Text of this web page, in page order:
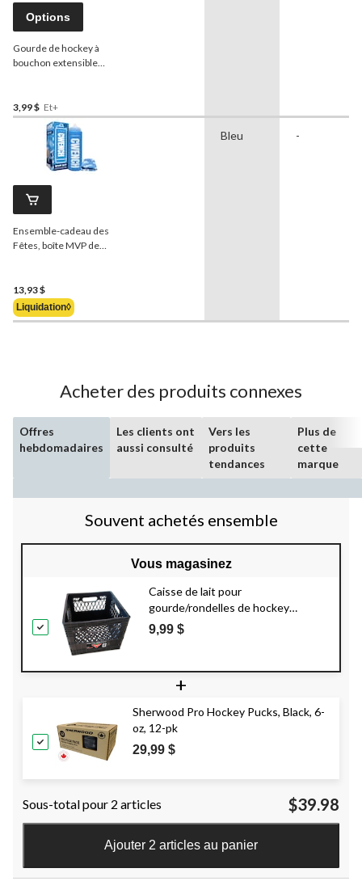
Options
Gourde de hockey à
bouchon extensible
3,99 $ Et+
Ensemble-cadeau des
Fêtes, boîte MVP de
13,93 $
Liquidation◊
Bleu -
Acheter des produits connexes
Offres
hebdomadaires
Les clients ont
aussi consulté
Vers les
produits
tendances
Plus de
cette
marque
Souvent achetés ensemble
Vous magasinez
Caisse de lait pour
gourde/rondelles de hockey
Canadian Tire, 12,6 x 12,6 po
9,99 $
+
Sherwood Pro Hockey Pucks, Black, 6-
oz, 12-pk
29,99 $
Sous-total pour 2 articles $39.98
Ajouter 2 articles au panier